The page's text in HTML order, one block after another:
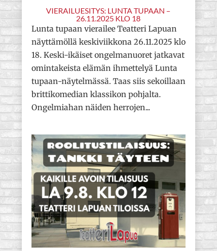
VIERAILUESITYS: LUNTA TUPAAN –
26.11.2025 KLO 18
Lunta tupaan vierailee Teatteri Lapuan
näyttämöllä keskiviikkona 26.11.2025 klo
18. Keski-ikäiset ongelmanuoret jatkavat
omintakeista elämän ihmettelyä Lunta
tupaan-näytelmässä. Taas siis sekoillaan
brittikomedian klassikon pohjalta.
Ongelmiahan näiden herrojen...